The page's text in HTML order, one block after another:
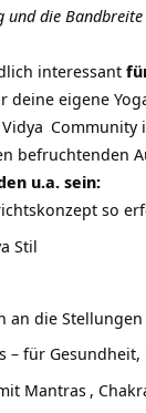
die Bandbreite
interessant
deine eigene
Community
befruchtenden
u.a. sein:
so
Stil
an die Stellungen
– für
Mantras ,